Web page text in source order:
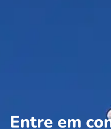
Entre em